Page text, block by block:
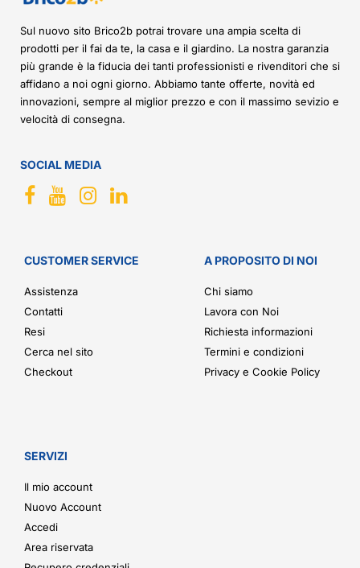
Sul nuovo sito Brico2b potrai trovare una ampia scelta di
prodotti per il fai da te, la casa e il giardino. La nostra garanzia
più grande è la fiducia dei tanti professionisti e rivenditori che si
affidano a noi ogni giorno. Abbiamo tante offerte, novità ed
innovazioni, sempre al miglior prezzo e con il massimo sevizio e
velocità di consegna.
SOCIAL MEDIA
CUSTOMER SERVICE
Assistenza
Contatti
Resi
Cerca nel sito
Checkout
A PROPOSITO DI NOI
Chi siamo
Lavora con Noi
Richiesta informazioni
Termini e condizioni
Privacy e Cookie Policy
SERVIZI
Il mio account
Nuovo Account
Accedi
Area riservata